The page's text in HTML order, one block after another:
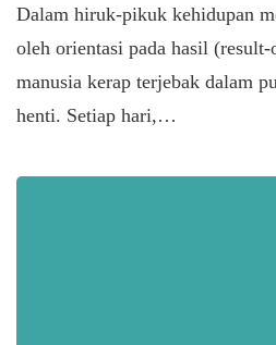
Dalam hiruk-pikuk kehidupan
oleh orientasi pada hasil
manusia kerap terjebak dalam
henti. Setiap hari,…